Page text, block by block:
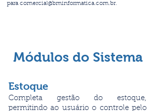
paracomercial@bminformatica.com.br.
Módulos do Sistema
Estoque
Completa gestão do estoque,
permitindo ao usuário o controle pelo